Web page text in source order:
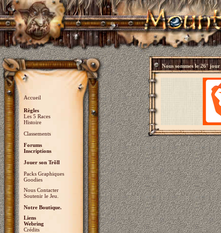
Accueil
Règles
Les 5 Races
Histoire
Classements
Forums
Inscriptions
Jouer son Trõll
Packs Graphiques
Goodies
Nous Contacter
Soutenir le Jeu.
Notre Boutique.
Liens
Webring
Crédits
Nous sommes le26° jour